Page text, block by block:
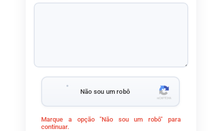
Não sou um robô
Marque a opção "Não sou um robô" para
continuar.